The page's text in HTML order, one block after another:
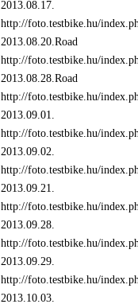
2013.08.17.
http://foto.testbike.hu/
2013.08.20.Road
http://foto.testbike.hu/
2013.08.28.Road
http://foto.testbike.hu/
2013.09.01.
http://foto.testbike.hu/
2013.09.02.
http://foto.testbike.hu/
2013.09.21.
http://foto.testbike.hu/
2013.09.28.
http://foto.testbike.hu/
2013.09.29.
http://foto.testbike.hu/
2013.10.03.